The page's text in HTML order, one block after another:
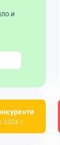
и
2024 г.